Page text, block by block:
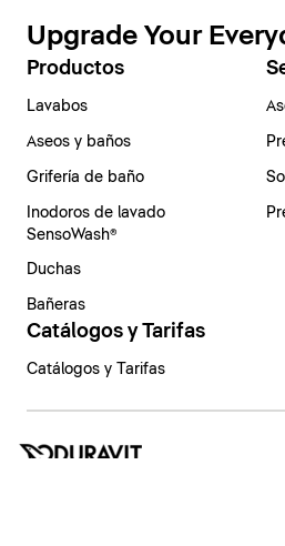
Upgrade Your
Productos
Lavabos
Aseos y baños
Grifería de baño
Inodoros de lavado
SensoWash®
Duchas
Bañeras
Catálogos y Tarifas
Catálogos y Tarifas